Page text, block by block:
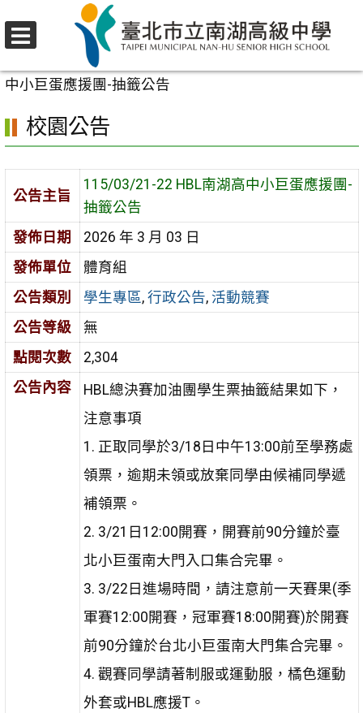
至
要
區
校園公告
中小巨蛋應援團-抽籤公告
校園公告
公告主旨
115/03/21-22 HBL南湖高中小巨蛋應援團-
抽籤公告
發佈日期
2026 年 3 月 03 日
發佈單位
體育組
公告類別
學生專區, 行政公告, 活動競賽
公告等級
無
點閱次數
2,304
公告內容
HBL總決賽加油團學生票抽籤結果如下，
注意事項
1. 正取同學於3/18日中午13:00前至學務處
領票，逾期未領或放棄同學由候補同學遞
補領票。
2. 3/21日12:00開賽，開賽前90分鐘於臺
北小巨蛋南大門入口集合完畢。
3. 3/22日進場時間，請注意前一天賽果(季
軍賽12:00開賽，冠軍賽18:00開賽)於開賽
前90分鐘於台北小巨蛋南大門集合完畢。
4. 觀賽同學請著制服或運動服，橘色運動
外套或HBL應援T。
選
單